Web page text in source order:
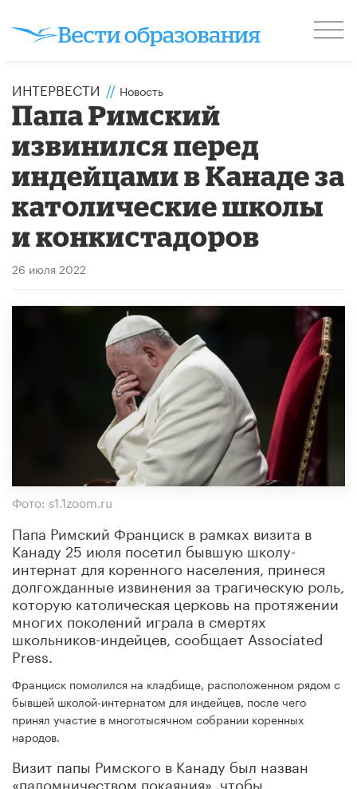
ИНТЕРВЕСТИ // Новость
Папа Римский
извинился перед
индейцами в Канаде за
католические школы
и конкистадоров
26 июля 2022
Фото: s1.1zoom.ru
Папа Римский Франциск в рамках визита в
Канаду 25 июля посетил бывшую школу-
интернат для коренного населения, принеся
долгожданные извинения за трагическую роль,
которую католическая церковь на протяжении
многих поколений играла в смертях
школьников-индейцев, сообщает Associated
Press.
Франциск помолился на кладбище, расположенном рядом с
бывшей школой-интернатом для индейцев, после чего
принял участие в многотысячном собрании коренных
народов.
Визит папы Римского в Канаду был назван
«паломничеством покаяния», чтобы